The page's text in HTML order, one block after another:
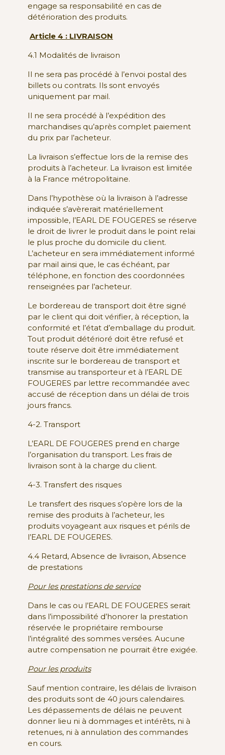
engage sa responsabilité en cas de
détérioration des produits.
Article 4 : LIVRAISON
4.1 Modalités de livraison
Il ne sera pas procédé à l’envoi postal des
billets ou contrats. Ils sont envoyés
uniquement par mail.
Il ne sera procédé à l’expédition des
marchandises qu’après complet paiement
du prix par l’acheteur.
La livraison s’effectue lors de la remise des
produits à l’acheteur. La livraison est limitée
à la France métropolitaine.
Dans l’hypothèse où la livraison à l’adresse
indiquée s’avèrerait matériellement
impossible, l’EARL DE FOUGERES se réserve
le droit de livrer le produit dans le point relai
le plus proche du domicile du client.
L’acheteur en sera immédiatement informé
par mail ainsi que, le cas échéant, par
téléphone, en fonction des coordonnées
renseignées par l’acheteur.
Le bordereau de transport doit être signé
par le client qui doit vérifier, à réception, la
conformité et l’état d’emballage du produit.
Tout produit détérioré doit être refusé et
toute réserve doit être immédiatement
inscrite sur le bordereau de transport et
transmise au transporteur et à l’EARL DE
FOUGERES par lettre recommandée avec
accusé de réception dans un délai de trois
jours francs.
4-2. Transport
L’EARL DE FOUGERES prend en charge
l’organisation du transport. Les frais de
livraison sont à la charge du client.
4-3. Transfert des risques
Le transfert des risques s’opère lors de la
remise des produits à l’acheteur, les
produits voyageant aux risques et périls de
l’EARL DE FOUGERES.
4.4 Retard, Absence de livraison, Absence
de prestations
Pour les prestations de service
Dans le cas ou l’EARL DE FOUGERES serait
dans l’impossibilité d’honorer la prestation
réservée le propriétaire rembourse
l’intégralité des sommes versées. Aucune
autre compensation ne pourrait être exigée.
Pour les produits
Sauf mention contraire, les délais de livraison
des produits sont de 40 jours calendaires.
Les dépassements de délais ne peuvent
donner lieu ni à dommages et intérêts, ni à
retenues, ni à annulation des commandes
en cours.